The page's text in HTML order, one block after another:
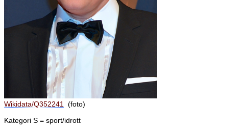
Wikidata/Q352241
(foto)
Kategori S = sport/idrott